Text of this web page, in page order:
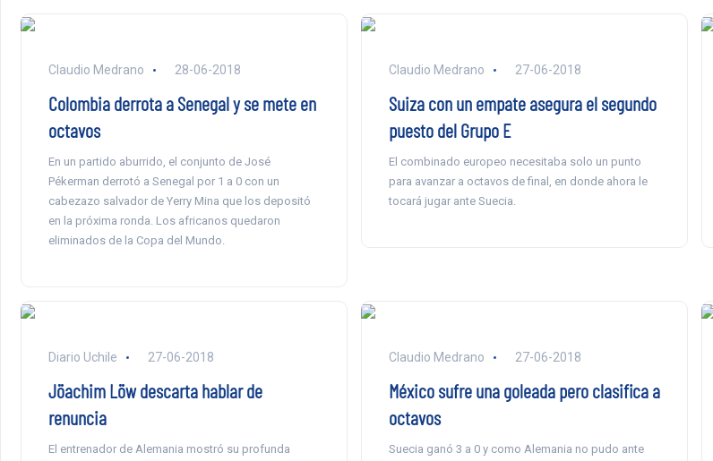
Claudio Medrano 28-06-2018
Colombia derrota a Senegal y se mete en
octavos
En un partido aburrido, el conjunto de José
Pékerman derrotó a Senegal por 1 a 0 con un
cabezazo salvador de Yerry Mina que los depositó
en la próxima ronda. Los africanos quedaron
eliminados de la Copa del Mundo.
Claudio Medrano 27-06-2018
Suiza con un empate asegura el segundo
puesto del Grupo E
El combinado europeo necesitaba solo un punto
para avanzar a octavos de final, en donde ahora le
tocará jugar ante Suecia.
Diario Uchile 27-06-2018
Jöachim Löw descarta hablar de
renuncia
El entrenador de Alemania mostró su profunda
Claudio Medrano 27-06-2018
México sufre una goleada pero clasifica a
octavos
Suecia ganó 3 a 0 y como Alemania no pudo ante